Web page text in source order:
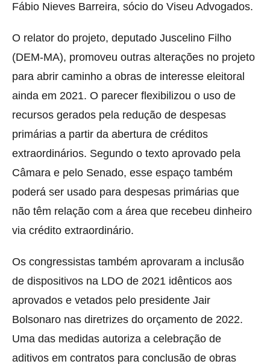
Fábio Nieves Barreira, sócio do Viseu Advogados.
O relator do projeto, deputado Juscelino Filho
(DEM-MA), promoveu outras alterações no projeto
para abrir caminho a obras de interesse eleitoral
ainda em 2021. O parecer flexibilizou o uso de
recursos gerados pela redução de despesas
primárias a partir da abertura de créditos
extraordinários. Segundo o texto aprovado pela
Câmara e pelo Senado, esse espaço também
poderá ser usado para despesas primárias que
não têm relação com a área que recebeu dinheiro
via crédito extraordinário.
Os congressistas também aprovaram a inclusão
de dispositivos na LDO de 2021 idênticos aos
aprovados e vetados pelo presidente Jair
Bolsonaro nas diretrizes do orçamento de 2022.
Uma das medidas autoriza a celebração de
aditivos em contratos para conclusão de obras